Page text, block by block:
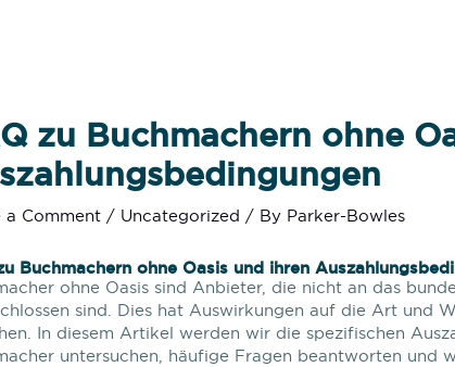
zu Buchmachern ohne
a Comment / Uncategorized / By Parker-Bowles
Buchmachern ohne Oasis und ihren
ohne Oasis sind Anbieter, die nicht an das
sind. Dies hat Auswirkungen auf die Art und
In diesem Artikel werden wir die spezifischen
untersuchen, häufige Fragen beantworten und